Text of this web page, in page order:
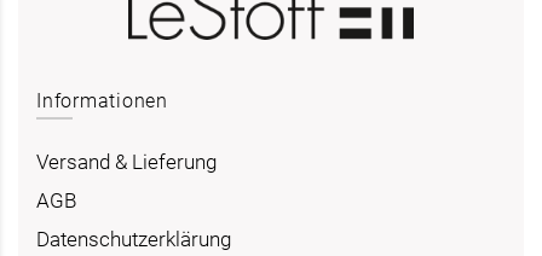
Informationen
Versand & Lieferung
AGB
Datenschutzerklärung